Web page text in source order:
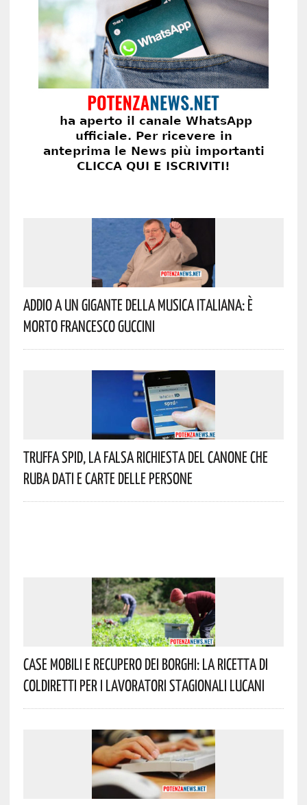
Addio A Un Gigante Della Musica Italiana: È
Morto Francesco Guccini
Truffa Spid, La Falsa Richiesta Del Canone Che
Ruba Dati E Carte Delle Persone
Case Mobili E Recupero Dei Borghi: La Ricetta Di
Coldiretti Per I Lavoratori Stagionali Lucani